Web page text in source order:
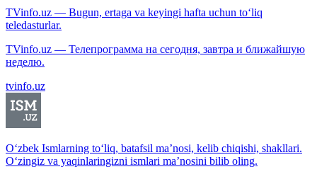
TVinfo.uz — Bugun, ertaga va keyingi hafta uchun to‘liq
teledasturlar.
TVinfo.uz — Телепрограмма на сегодня, завтра и ближайшую
неделю.
tvinfo.uz
O‘zbek Ismlarning to‘liq, batafsil ma’nosi, kelib chiqishi, shakllari.
O‘zingiz va yaqinlaringizni ismlari ma’nosini bilib oling.